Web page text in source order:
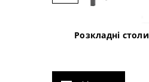
Розкладні столи